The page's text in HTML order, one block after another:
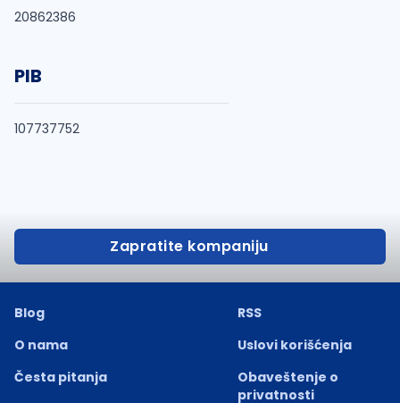
20862386
PIB
107737752
Zapratite kompaniju
Blog
O nama
Česta pitanja
RSS
Uslovi korišćenja
Obaveštenje o
privatnosti